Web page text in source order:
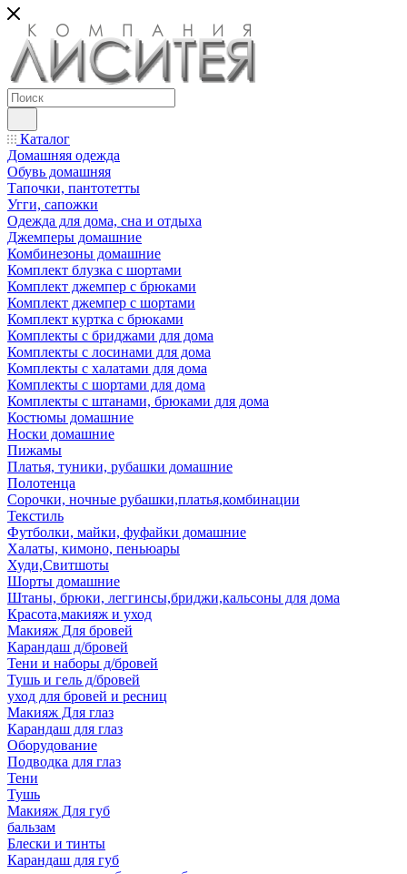
Каталог
Домашняя одежда
Обувь домашняя
Тапочки, пантотетты
Угги, сапожки
Одежда для дома, сна и отдыха
Джемперы домашние
Комбинезоны домашние
Комплект блузка с шортами
Комплект джемпер с брюками
Комплект джемпер с шортами
Комплект куртка с брюками
Комплекты с бриджами для дома
Комплекты с лосинами для дома
Комплекты с халатами для дома
Комплекты с шортами для дома
Комплекты с штанами, брюками для дома
Костюмы домашние
Носки домашние
Пижамы
Платья, туники, рубашки домашние
Полотенца
Сорочки, ночные рубашки,платья,комбинации
Текстиль
Футболки, майки, фуфайки домашние
Халаты, кимоно, пеньюары
Худи,Свитшоты
Шорты домашние
Штаны, брюки, леггинсы,бриджи,кальсоны для дома
Красота,макияж и уход
Макияж Для бровей
Карандаш д/бровей
Тени и наборы д/бровей
Тушь и гель д/бровей
уход для бровей и ресниц
Макияж Для глаз
Карандаш для глаз
Оборудование
Подводка для глаз
Тени
Тушь
Макияж Для губ
бальзам
Блески и тинты
Карандаш для губ